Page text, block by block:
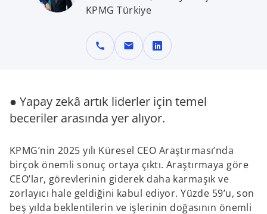
KPMG Türkiye
call mail
o
s
i
a
n
e
w
t
● Yapay zekâ artık liderler için temel
beceriler arasında yer alıyor.
KPMG’nin 2025 yılı Küresel CEO Araştırması’nda
birçok önemli sonuç ortaya çıktı. Araştırmaya göre
CEO’lar, görevlerinin giderek daha karmaşık ve
zorlayıcı hale geldiğini kabul ediyor. Yüzde 59’u, son
beş yılda beklentilerin ve işlerinin doğasının önemli